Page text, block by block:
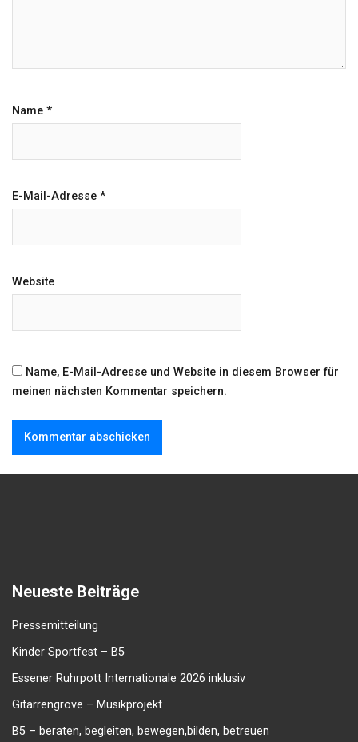
Name *
E-Mail-Adresse *
Website
Name, E-Mail-Adresse und Website in diesem Browser für
meinen nächsten Kommentar speichern.
Neueste Beiträge
Pressemitteilung
Kinder Sportfest – B5
Essener Ruhrpott Internationale 2026 inklusiv
Gitarrengrove – Musikprojekt
B5 – beraten, begleiten, bewegen,bilden, betreuen